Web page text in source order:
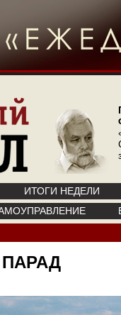
ИТОГИ НЕДЕЛИ